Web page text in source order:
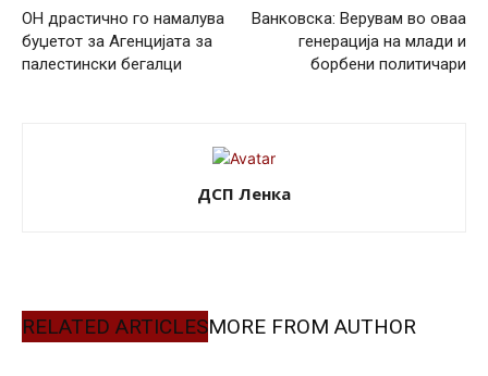
ОН драстично го намалува
буџетот за Агенцијата за
палестински бегалци
Ванковска: Верувам во оваа
генерација на млади и
борбени политичари
ДСП Ленка
RELATED ARTICLESMORE FROM AUTHOR